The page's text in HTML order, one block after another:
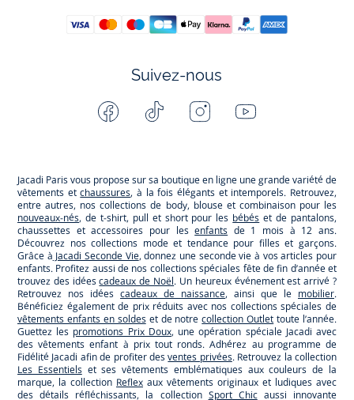
Suivez-nous
Facebook Tiktok InstagramYoutube
Jacadi Paris vous propose sur sa boutique en ligne une grande variété de
vêtements etchaussures, à la fois élégants et intemporels. Retrouvez,
entre autres, nos collections de body, blouse et combinaison pour les
nouveaux-nés, de t-shirt, pull et short pour les bébés et de pantalons,
chaussettes et accessoires pour lesenfants de 1 mois à 12 ans.
Découvrez nos collections mode et tendance pour filles et garçons.
Grâce à Jacadi Seconde Vie, donnez une seconde vie à vos articles pour
enfants. Profitez aussi de nos collections spéciales fête de fin d’année et
trouvez des idéescadeaux de Noël. Un heureux événement est arrivé ?
Retrouvez nos idées cadeaux de naissance, ainsi que le mobilier.
Bénéficiez également de prix réduits avec nos collections spéciales de
vêtements enfants en soldeset de notrecollection Outlet toute l’année.
Guettez les promotions Prix Doux, une opération spéciale Jacadi avec
des vêtements enfant à prix tout ronds. Adhérez au programme de
Fidélité Jacadi afin de profiter desventes privées. Retrouvez la collection
Les Essentielset ses vêtements emblématiques aux couleurs de la
marque, la collection Reflex aux vêtements originaux et ludiques avec
des détails réfléchissants, la collection Sport Chicaussi innovante